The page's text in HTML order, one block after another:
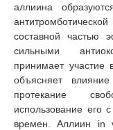
аллиина
составной частью
сильными
принимает участие
объясняет
протекание
использование его
времен. Аллиин in